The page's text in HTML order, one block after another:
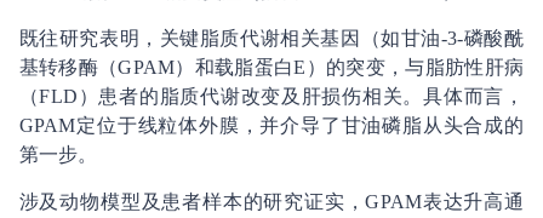
既往研究表明，关键脂质代谢相关基因（如甘油-3-磷酸酰
基转移酶（GPAM）和载脂蛋白E）的突变，与脂肪性肝病
（FLD）患者的脂质代谢改变及肝损伤相关。具体而言，
GPAM定位于线粒体外膜，并介导了甘油磷脂从头合成的
第一步。
涉及动物模型及患者样本的研究证实，GPAM表达升高通